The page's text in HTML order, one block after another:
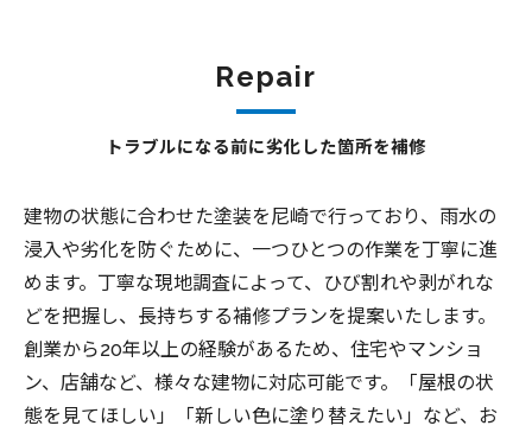
トラブルになる前に劣化した箇所を補修
Repair
建物の状態に合わせた塗装を尼崎で行っており、雨水の
浸入や劣化を防ぐために、一つひとつの作業を丁寧に進
めます。丁寧な現地調査によって、ひび割れや剥がれな
どを把握し、長持ちする補修プランを提案いたします。
創業から20年以上の経験があるため、住宅やマンショ
ン、店舗など、様々な建物に対応可能です。「屋根の状
態を見てほしい」「新しい色に塗り替えたい」など、お